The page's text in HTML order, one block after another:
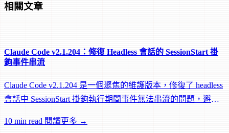
相關文章
Claude Code v2.1.204：修復 Headless 會話的 SessionStart 掛
鉤事件串流
Claude Code v2.1.204 是一個聚焦的維護版本，修復了 headless
會話中 SessionStart 掛鉤執行期間事件無法串流的問題，避免
10 min read 閱讀更多 →